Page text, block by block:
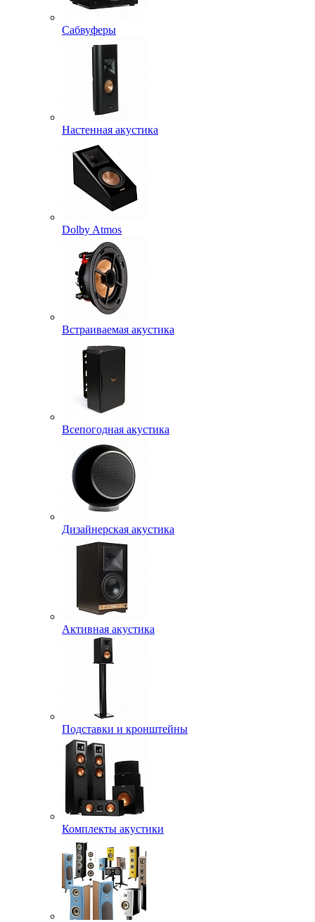
Сабвуферы
Настенная акустика
Dolby Atmos
Встраиваемая акустика
Всепогодная акустика
Дизайнерская акустика
Активная акустика
Подставки и кронштейны
Комплекты акустики